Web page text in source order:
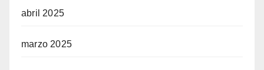
abril 2025
marzo 2025